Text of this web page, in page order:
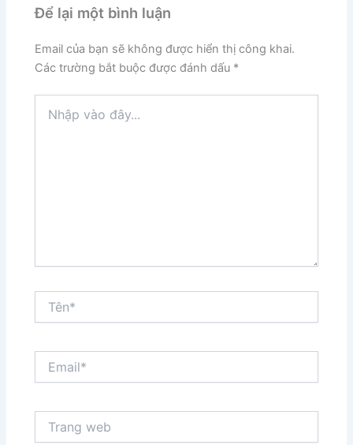
Để lại một bình luận
Email của bạn sẽ không được hiển thị công khai.
Các trường bắt buộc được đánh dấu *
vào
web